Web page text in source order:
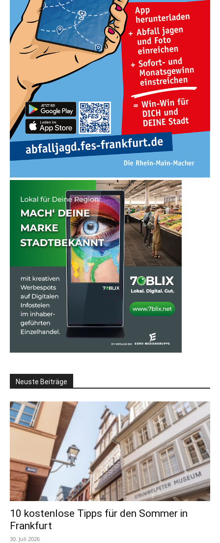
Neuste Beiträge
10 kostenlose Tipps für den Sommer in
Frankfurt
30. Juli 2026